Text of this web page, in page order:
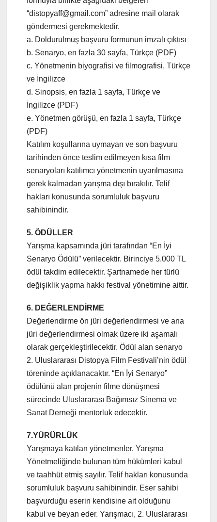
“distopyaff@gmail.com” adresine mail olarak
göndermesi gerekmektedir.
a. Doldurulmuş başvuru formunun imzalı çıktısı
b. Senaryo, en fazla 30 sayfa, Türkçe (PDF)
c. Yönetmenin biyografisi ve filmografisi, Türkçe
ve İngilizce
d. Sinopsis, en fazla 1 sayfa, Türkçe ve
İngilizce (PDF)
e. Yönetmen görüşü, en fazla 1 sayfa, Türkçe
(PDF)
Katılım koşullarına uymayan ve son başvuru
tarihinden önce teslim edilmeyen kısa film
senaryoları katılımcı yönetmenin uyarılmasına
gerek kalmadan yarışma dışı bırakılır. Telif
hakları konusunda sorumluluk başvuru
sahibinindir.
5. ÖDÜLLER
Yarışma kapsamında jüri tarafından “En İyi
Senaryo Ödülü” verilecektir. Birinciye 5.000 TL
ödül takdim edilecektir. Şartnamede her türlü
değişiklik yapma hakkı festival yönetimine aittir.
6. DEĞERLENDİRME
Değerlendirme ön jüri değerlendirmesi ve ana
jüri değerlendirmesi olmak üzere iki aşamalı
olarak gerçekleştirilecektir. Ödül alan senaryo
2. Uluslararası Distopya Film Festivali’nin ödül
töreninde açıklanacaktır. “En İyi Senaryo”
ödülünü alan projenin filme dönüşmesi
sürecinde Uluslararası Bağımsız Sinema ve
Sanat Derneği mentorluk edecektir.
7.YÜRÜRLÜK
Yarışmaya katılan yönetmenler, Yarışma
Yönetmeliğinde bulunan tüm hükümleri kabul
ve taahhüt etmiş sayılır. Telif hakları konusunda
sorumluluk başvuru sahibinindir. Eser sahibi
başvurduğu eserin kendisine ait olduğunu
kabul ve beyan eder. Yarışmacı, 2. Uluslararası